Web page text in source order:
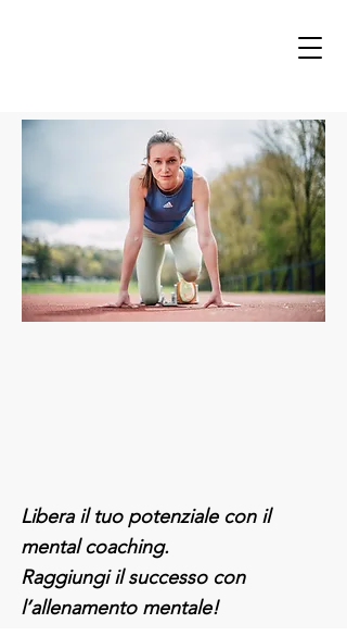
Verso il successo sportivo
con il mental coaching
Libera il tuo potenziale con il
mental coaching.
Raggiungi il successo con
l’allenamento mentale!